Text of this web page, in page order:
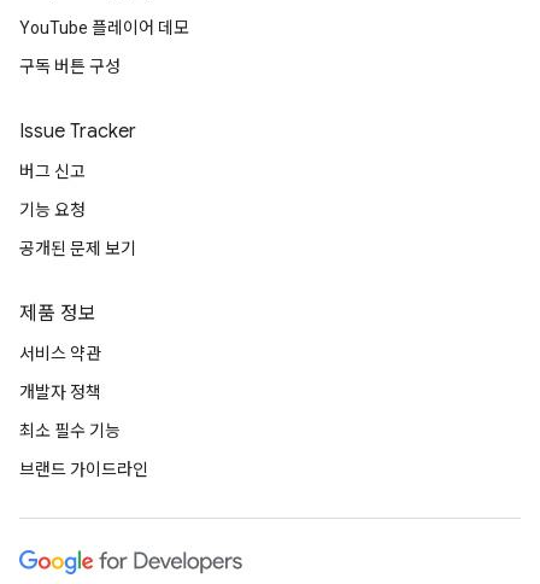
YouTube 플레이어 데모
구독 버튼 구성
Issue Tracker
버그 신고
기능 요청
공개된 문제 보기
제품 정보
서비스 약관
개발자 정책
최소 필수 기능
브랜드 가이드라인